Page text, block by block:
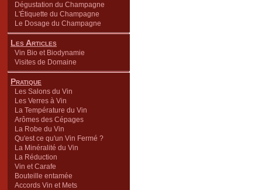
Dégustation du Champagne
L'Étiquette du Champagne
Le Dosage du Champagne
Les Articles
Vin Bio et Biodynamie
Visites de Domaine
Pratique
Les Salons du Vin
Les Verres à Vin
La Température du Vin
Arômes des Cépages
La Robe du Vin
Qu'est ce qu'un Vin Fermé ?
La Minéralité du Vin
La Réduction
Vin et Carafe
Bouteille entamée
Accords Vin et Mets